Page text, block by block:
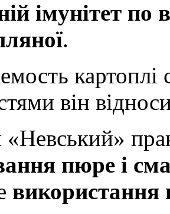
імунітет
.
він
«Невський»
пюре і
використання